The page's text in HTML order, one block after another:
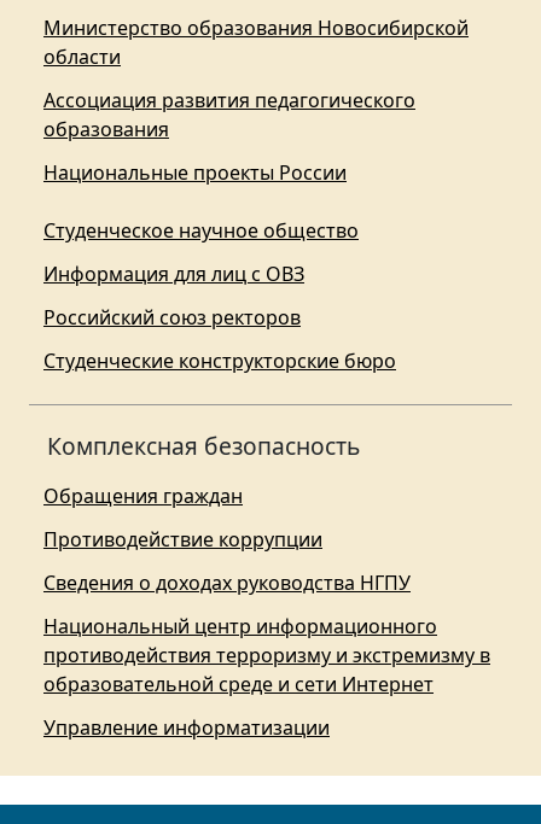
Министерство образования Новосибирской
области
Ассоциация развития педагогического
образования
Национальные проекты России
Студенческое научное общество
Информация для лиц с ОВЗ
Российский союз ректоров
Студенческие конструкторские бюро
Комплексная безопасность
Обращения граждан
Противодействие коррупции
Сведения о доходах руководства НГПУ
Национальный центр информационного
противодействия терроризму и экстремизму в
образовательной среде и сети Интернет
Управление информатизации